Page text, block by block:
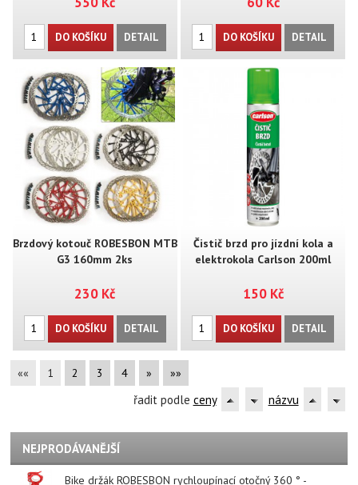
DO KOŠÍKU DETAIL DO KOŠÍKU DETAIL
Brzdový kotouč ROBESBON MTB
G3 160mm 2ks
230 Kč
DO KOŠÍKU DETAIL
Čistič brzd pro jízdní kola a
elektrokola Carlson 200ml
150 Kč
DO KOŠÍKU DETAIL
«« 1 2 3 4 » »»
řadit podle ceny názvu
NEJPRODÁVANĚJŠÍ
Bike držák ROBESBON rychloupínací otočný 360 ° -